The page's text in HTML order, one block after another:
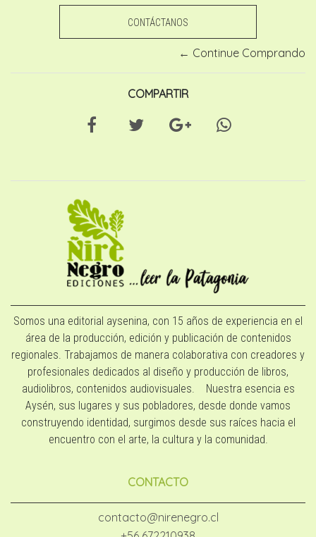
CONTÁCTANOS
← Continue Comprando
COMPARTIR
Somos una editorial aysenina, con 15 años de experiencia en el
área de la producción, edición y publicación de contenidos
regionales. Trabajamos de manera colaborativa con creadores y
profesionales dedicados al diseño y producción de libros,
audiolibros, contenidos audiovisuales. Nuestra esencia es
Aysén, sus lugares y sus pobladores, desde donde vamos
construyendo identidad, surgimos desde sus raíces hacia el
encuentro con el arte, la cultura y la comunidad.
CONTACTO
contacto@nirenegro.cl